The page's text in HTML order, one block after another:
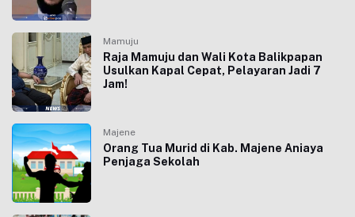
Mamuju
Raja Mamuju dan Wali Kota Balikpapan
Usulkan Kapal Cepat, Pelayaran Jadi 7
Jam!
Majene
Orang Tua Murid di Kab. Majene Aniaya
Penjaga Sekolah